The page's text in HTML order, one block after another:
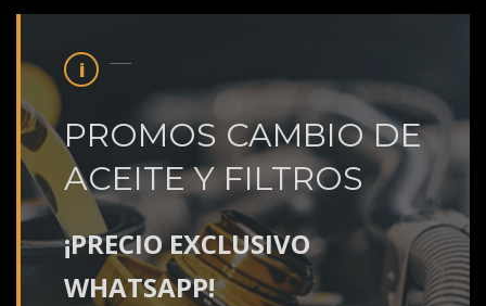
PROMOS CAMBIO DE
ACEITE Y FILTROS
¡PRECIO EXCLUSIVO
WHATSAPP!